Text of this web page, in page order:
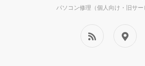
パソコン修理（個人向け・旧サー